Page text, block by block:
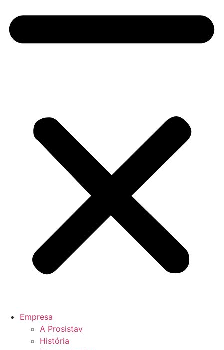
Empresa
A Prosistav
História